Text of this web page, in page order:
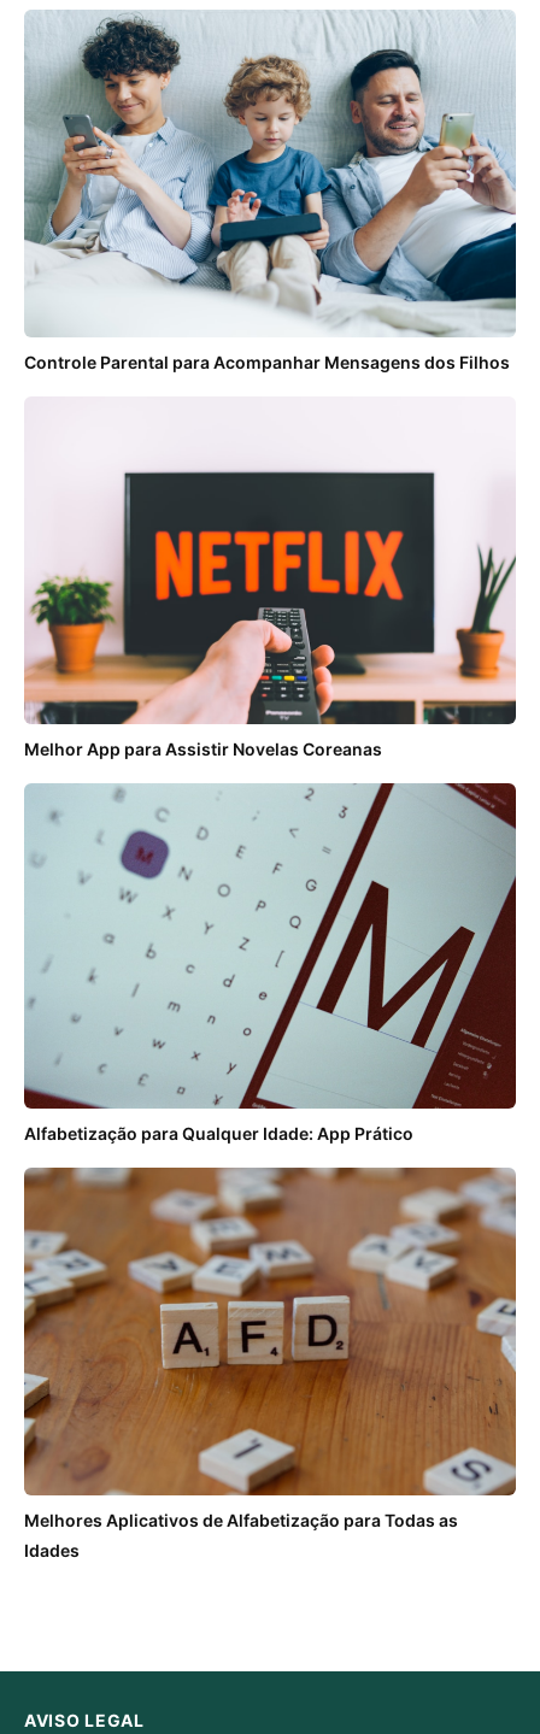
Controle Parental para Acompanhar Mensagens dos Filhos
Melhor App para Assistir Novelas Coreanas
Alfabetização para Qualquer Idade: App Prático
Melhores Aplicativos de Alfabetização para Todas as
Idades
AVISO LEGAL